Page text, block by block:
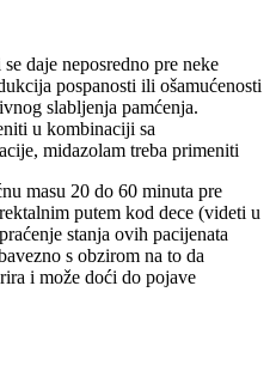
daje neposredno pre neke
pospanosti ili ošamućenosti
slabljenja pamćenja.
u kombinaciji sa
midazolam treba primeniti
masu 20 do 60 minuta pre
putem kod dece (videti u
stanja ovih pacijenata
s obzirom na to da
i može doći do pojave